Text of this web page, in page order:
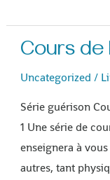
Cours de
Uncategorized /
Série guérison
1 Une série de
enseignera à
autres, tant
Cours